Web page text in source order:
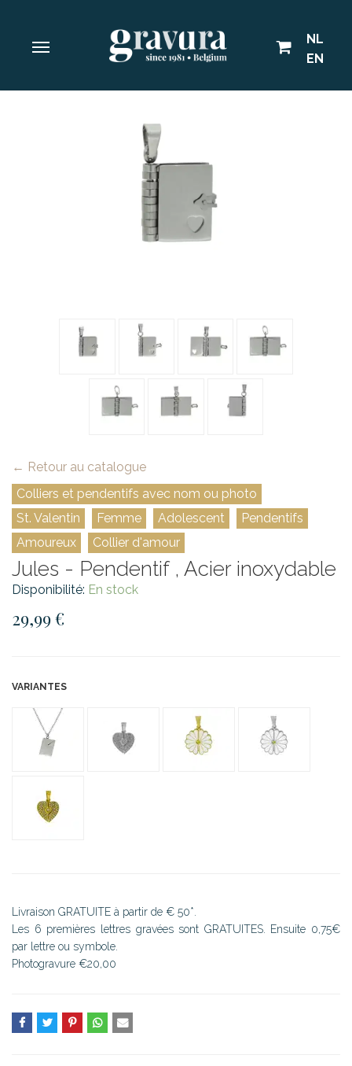
NL
EN
← Retour au catalogue
Colliers et pendentifs avec nom ou photo
St. Valentin
Femme Adolescent
Pendentifs
Amoureux
Collier d'amour
Jules - Pendentif , Acier inoxydable
Disponibilité: En stock
29,99 €
VARIANTES
Livraison GRATUITE à partir de € 50*.
Les 6 premières lettres gravées sont GRATUITES. Ensuite 0,75€
par lettre ou symbole.
Photogravure €20,00